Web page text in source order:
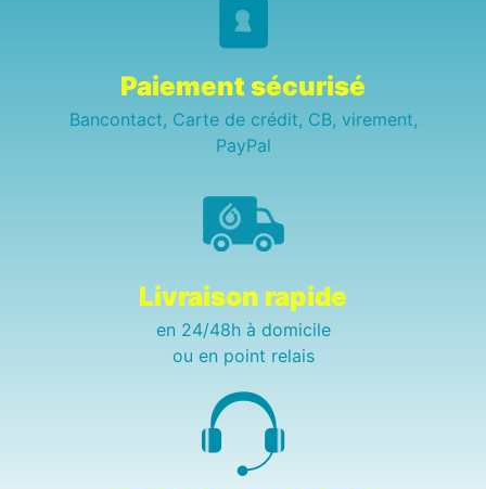
Paiement sécurisé
Bancontact, Carte de crédit, CB, virement,
PayPal
Livraison rapide
en 24/48h à domicile
ou en point relais